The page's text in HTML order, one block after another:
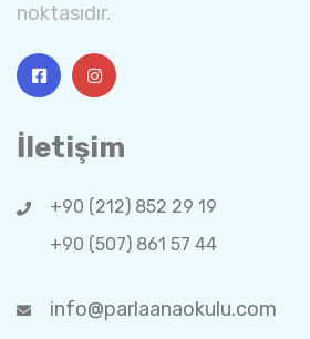
noktasıdır.
İletişim
+90 (212) 852 29 19
+90 (507) 861 57 44
info@parlaanaokulu.com